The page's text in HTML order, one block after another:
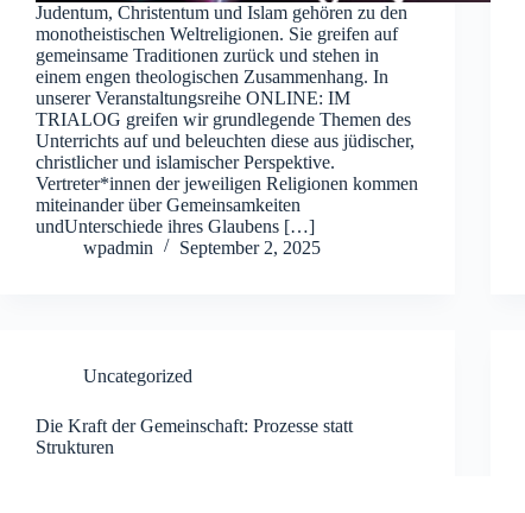
Judentum, Christentum und Islam gehören zu den
monotheistischen Weltreligionen. Sie greifen auf
gemeinsame Traditionen zurück und stehen in
einem engen theologischen Zusammenhang. In
unserer Veranstaltungsreihe ONLINE: IM
TRIALOG greifen wir grundlegende Themen des
Unterrichts auf und beleuchten diese aus jüdischer,
christlicher und islamischer Perspektive.
Vertreter*innen der jeweiligen Religionen kommen
miteinander über Gemeinsamkeiten
undUnterschiede ihres Glaubens […]
wpadmin
September 2, 2025
Uncategorized
Die Kraft der Gemeinschaft: Prozesse statt
Strukturen